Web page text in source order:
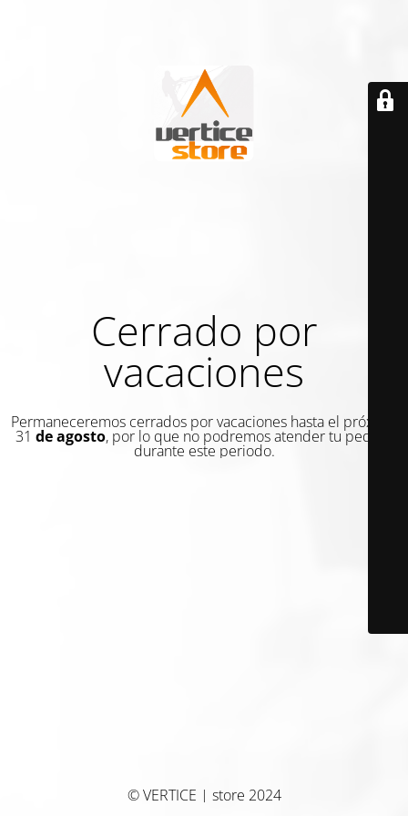
Cerrado por
vacaciones
Permaneceremos cerrados por vacaciones hasta el próximo
31 de agosto, por lo que no podremos atender tu pedido
durante este periodo.
© VERTICE | store 2024